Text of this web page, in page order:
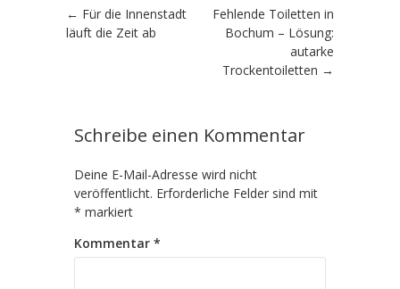
Artikel-Navigation
← Für die Innenstadt
läuft die Zeit ab
Fehlende Toiletten in
Bochum – Lösung:
autarke
Trockentoiletten →
Schreibe einen Kommentar
Deine E-Mail-Adresse wird nicht
veröffentlicht. Erforderliche Felder sind mit
* markiert
Kommentar *